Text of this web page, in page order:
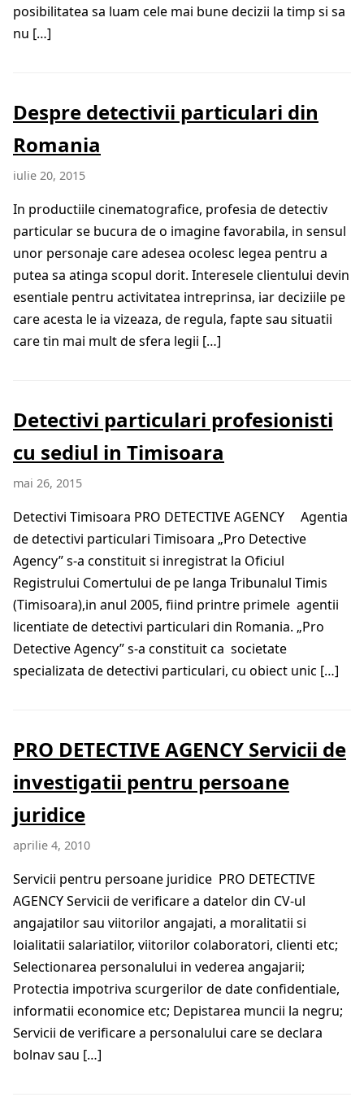
posibilitatea sa luam cele mai bune decizii la timp si sa
nu […]
Despre detectivii particulari din
Romania
iulie 20, 2015
In productiile cinematografice, profesia de detectiv
particular se bucura de o imagine favorabila, in sensul
unor personaje care adesea ocolesc legea pentru a
putea sa atinga scopul dorit. Interesele clientului devin
esentiale pentru activitatea intreprinsa, iar deciziile pe
care acesta le ia vizeaza, de regula, fapte sau situatii
care tin mai mult de sfera legii […]
Detectivi particulari profesionisti
cu sediul in Timisoara
mai 26, 2015
Detectivi Timisoara PRO DETECTIVE AGENCY Agentia
de detectivi particulari Timisoara „Pro Detective
Agency” s-a constituit si inregistrat la Oficiul
Registrului Comertului de pe langa Tribunalul Timis
(Timisoara),in anul 2005, fiind printre primele agentii
licentiate de detectivi particulari din Romania. „Pro
Detective Agency” s-a constituit ca societate
specializata de detectivi particulari, cu obiect unic […]
PRO DETECTIVE AGENCY Servicii de
investigatii pentru persoane
juridice
aprilie 4, 2010
Servicii pentru persoane juridice PRO DETECTIVE
AGENCY Servicii de verificare a datelor din CV-ul
angajatilor sau viitorilor angajati, a moralitatii si
loialitatii salariatilor, viitorilor colaboratori, clienti etc;
Selectionarea personalului in vederea angajarii;
Protectia impotriva scurgerilor de date confidentiale,
informatii economice etc; Depistarea muncii la negru;
Servicii de verificare a personalului care se declara
bolnav sau […]